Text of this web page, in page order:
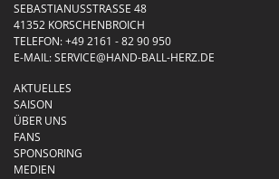
SEBASTIANUSSTRASSE 48
41352 KORSCHENBROICH
TELEFON:+49 2161 - 82 90 950
E-MAIL:SERVICE@HAND-BALL-HERZ.DE
AKTUELLES
SAISON
ÜBER UNS
FANS
SPONSORING
MEDIEN